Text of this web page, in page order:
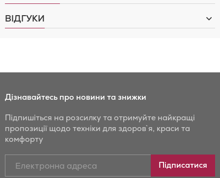
ВІДГУКИ
Дізнавайтесь про новини та знижки
Підпишіться на розсилку та отримуйте найкращі
пропозиції щодо техніки для здоров`я, краси та
комфорту
Підписатися